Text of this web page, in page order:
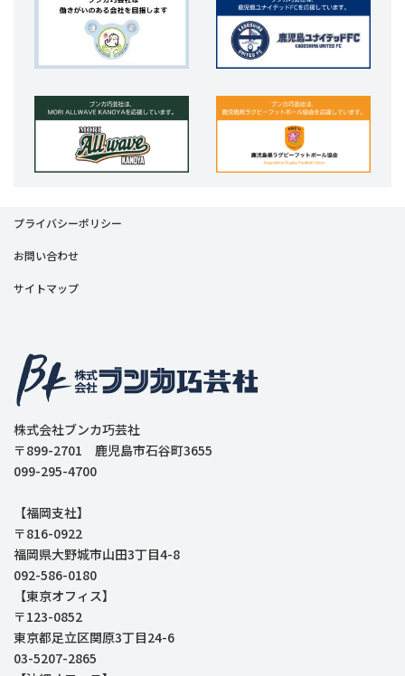
プライバシーポリシー
お問い合わせ
サイトマップ
株式会社ブンカ巧芸社
〒899-2701 鹿児島市石谷町3655
099-295-4700
【福岡支社】
〒816-0922
福岡県大野城市山田3丁目4-8
092-586-0180
【東京オフィス】
〒123-0852
東京都足立区関原3丁目24-6
03-5207-2865